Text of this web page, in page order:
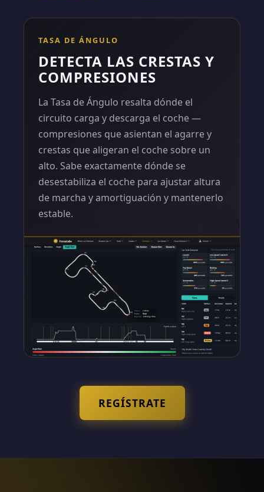
TASA DE ÁNGULO
DETECTA LAS CRESTAS Y
COMPRESIONES
La Tasa de Ángulo resalta dónde el
circuito carga y descarga el coche —
compresiones que asientan el agarre y
crestas que aligeran el coche sobre un
alto. Sabe exactamente dónde se
desestabiliza el coche para ajustar altura
de marcha y amortiguación y mantenerlo
estable.
REGÍSTRATE